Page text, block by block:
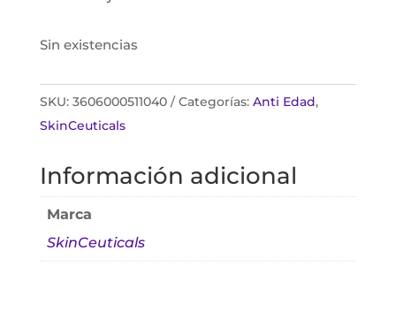
Sin existencias
SKU: 3606000511040 Categorías: Anti Edad,
SkinCeuticals
Información adicional
Marca
SkinCeuticals